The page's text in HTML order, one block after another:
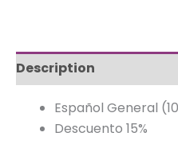
Description
Español General
Descuento 15%